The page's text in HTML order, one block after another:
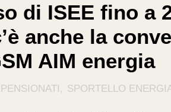
di ISEE fino a
anche la
AIM energia
SPORTELLO